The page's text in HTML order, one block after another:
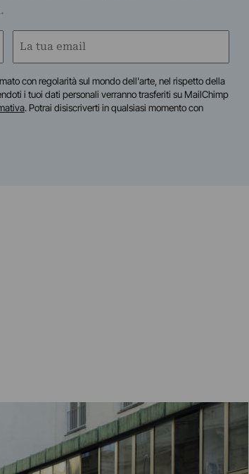
Email
con regolarità sul mondo dell'arte, nel rispetto della
i tuoi dati personali verranno trasferiti su MailChimp
. Potrai disiscriverti in qualsiasi momento con